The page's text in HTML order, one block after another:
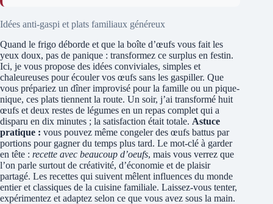
Idées anti-gaspi et plats familiaux généreux
Quand le frigo déborde et que la boîte d’œufs vous fait les
yeux doux, pas de panique : transformez ce surplus en festin.
Ici, je vous propose des idées conviviales, simples et
chaleureuses pour écouler vos œufs sans les gaspiller. Que
vous prépariez un dîner improvisé pour la famille ou un pique-
nique, ces plats tiennent la route. Un soir, j’ai transformé huit
œufs et deux restes de légumes en un repas complet qui a
disparu en dix minutes ; la satisfaction était totale. Astuce
pratique : vous pouvez même congeler des œufs battus par
portions pour gagner du temps plus tard. Le mot-clé à garder
en tête : recette avec beaucoup d’oeufs, mais vous verrez que
l’on parle surtout de créativité, d’économie et de plaisir
partagé. Les recettes qui suivent mêlent influences du monde
entier et classiques de la cuisine familiale. Laissez-vous tenter,
expérimentez et adaptez selon ce que vous avez sous la main.